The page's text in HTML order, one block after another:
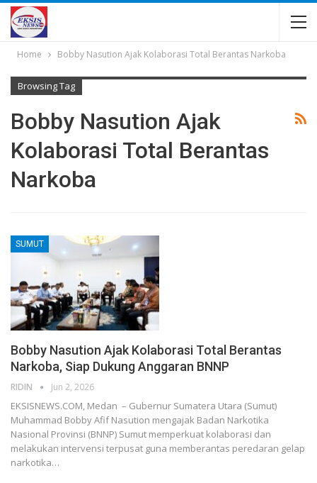
Home Bobby Nasution Ajak Kolaborasi Total Berantas Narkoba
Browsing Tag
Bobby Nasution Ajak
Kolaborasi Total Berantas
Narkoba
SUMUT
Bobby Nasution Ajak Kolaborasi Total Berantas
Narkoba, Siap Dukung Anggaran BNNP
RIDIN Jun 2, 2026
EKSISNEWS.COM, Medan – Gubernur Sumatera Utara (Sumut)
Muhammad Bobby Afif Nasution mengajak Badan Narkotika
Nasional Provinsi (BNNP) Sumut memperkuat kolaborasi dan
melakukan intervensi terpusat guna memberantas peredaran gelap
narkotika…